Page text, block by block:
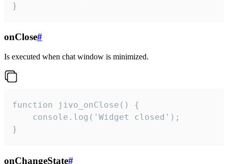
}
onClose#
Is executed when chat window is minimized.
function jivo_onClose() {
    console.log('Widget closed');
}
onChangeState#